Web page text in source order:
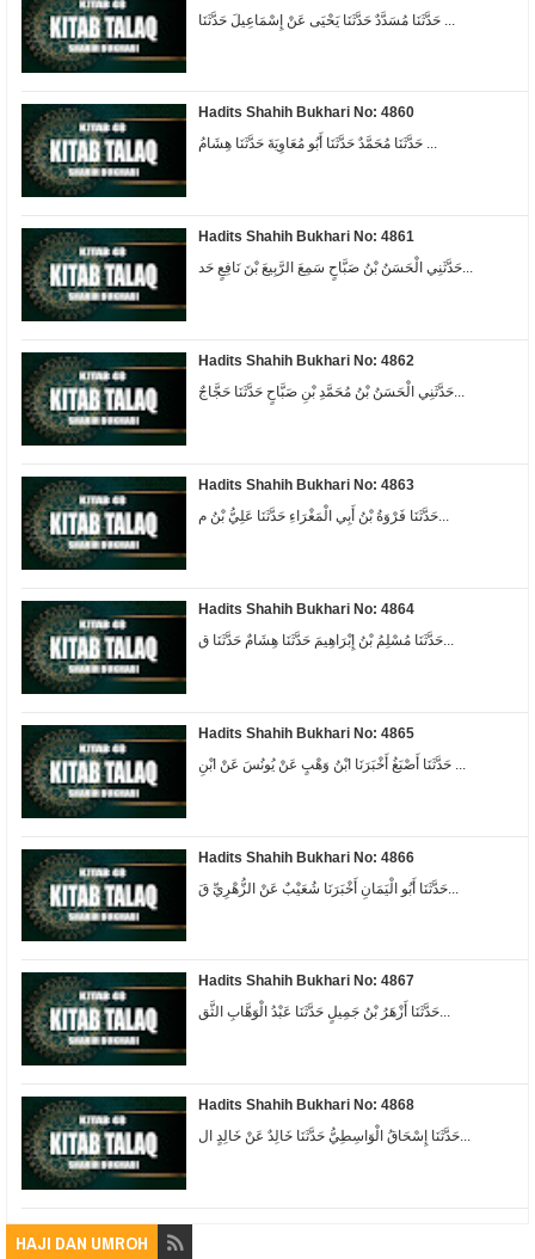
Hadits Shahih Bukhari No: 4860
حَدَّثَنَا مُحَمَّدٌ حَدَّثَنَا أَبُو مُعَاوِيَةَ حَدَّثَنَا هِشَامُ ...
Hadits Shahih Bukhari No: 4861
حَدَّثَنِي الْحَسَنُ بْنُ صَبَّاحٍ سَمِعَ الرَّبِيعَ بْنَ نَافِعٍ حَد...
Hadits Shahih Bukhari No: 4862
حَدَّثَنِي الْحَسَنُ بْنُ مُحَمَّدِ بْنِ صَبَّاحٍ حَدَّثَنَا حَجَّاجٌ...
Hadits Shahih Bukhari No: 4863
حَدَّثَنَا فَرْوَةُ بْنُ أَبِي الْمَغْرَاءِ حَدَّثَنَا عَلِيُّ بْنُ م...
Hadits Shahih Bukhari No: 4864
حَدَّثَنَا مُسْلِمُ بْنُ إِبْرَاهِيمَ حَدَّثَنَا هِشَامٌ حَدَّثَنَا ق...
Hadits Shahih Bukhari No: 4865
Hadits Shahih Bukhari No: 4866
Hadits Shahih Bukhari No: 4867
حَدَّثَنَا أَزْهَرُ بْنُ جَمِيلٍ حَدَّثَنَا عَبْدُ الْوَهَّابِ الثَّق...
Hadits Shahih Bukhari No: 4868
حَدَّثَنَا إِسْحَاقُ الْوَاسِطِيُّ حَدَّثَنَا خَالِدٌ عَنْ خَالِدٍ ال...
HAJI DAN UMROH